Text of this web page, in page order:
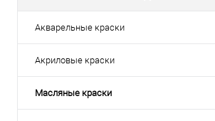
Акварельные краски
Акриловые краски
Масляные краски